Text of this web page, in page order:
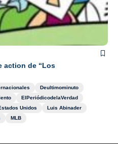
action de “Los
Deultimominuto
ElPeriódicodelaVerdad
Unidos
Luis Abinader
MLB